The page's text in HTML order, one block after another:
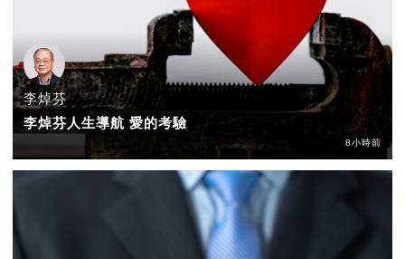
李焯芬
李焯芬人生導航 愛的考驗
8小時前